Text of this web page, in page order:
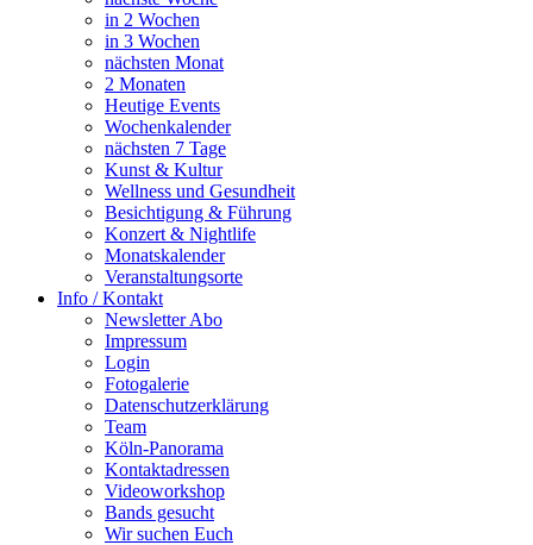
in 2 Wochen
in 3 Wochen
nächsten Monat
2 Monaten
Heutige Events
Wochenkalender
nächsten 7 Tage
Kunst & Kultur
Wellness und Gesundheit
Besichtigung & Führung
Konzert & Nightlife
Monatskalender
Veranstaltungsorte
Info / Kontakt
Newsletter Abo
Impressum
Login
Fotogalerie
Datenschutzerklärung
Team
Köln-Panorama
Kontaktadressen
Videoworkshop
Bands gesucht
Wir suchen Euch